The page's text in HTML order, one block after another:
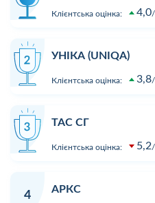
Клієнтська оцінка: 4,0
УНІКА (UNIQA)
Клієнтська оцінка: 3,8
ТАС СГ
Клієнтська оцінка: 5,2
4
АРКС